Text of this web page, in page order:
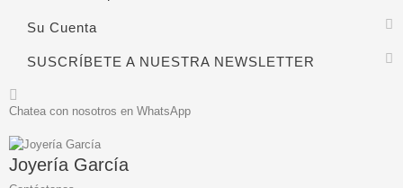
Su Cuenta
SUSCRÍBETE A NUESTRA NEWSLETTER
Chatea con nosotros en WhatsApp
Joyería García